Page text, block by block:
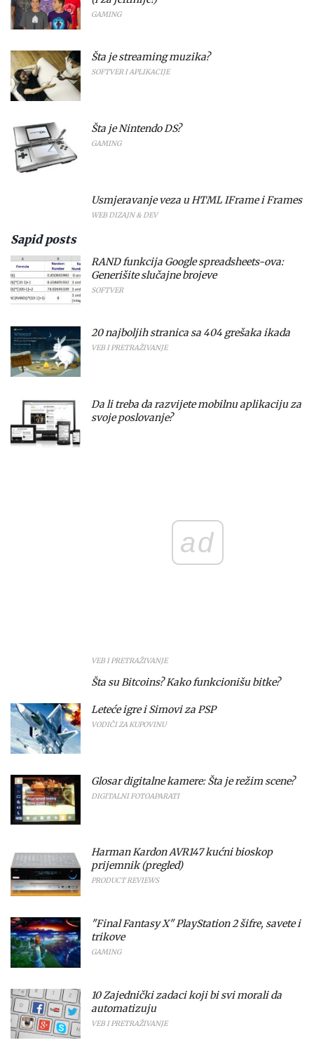
GAMING
Šta je streaming muzika?
SOFTVER I APLIKACIJE
Šta je Nintendo DS?
GAMING
Usmjeravanje veza u HTML IFrame i Frames
WEB DIZAJN & DEV
Sapid posts
RAND funkcija Google spreadsheets-ova:
Generišite slučajne brojeve
SOFTVER
20 najboljih stranica sa 404 grešaka ikada
VEB I PRETRAŽIVANJE
Da li treba da razvijete mobilnu aplikaciju za
svoje poslovanje?
ad
VEB I PRETRAŽIVANJE
Šta su Bitcoins? Kako funkcionišu bitke?
Leteće igre i Simovi za PSP
VODIČI ZA KUPOVINU
Glosar digitalne kamere: Šta je režim scene?
DIGITALNI FOTOAPARATI
Harman Kardon AVR147 kućni bioskop
prijemnik (pregled)
PRODUCT REVIEWS
"Final Fantasy X" PlayStation 2 šifre, savete i
trikove
GAMING
10 Zajednički zadaci koji bi svi morali da
automatizuju
VEB I PRETRAŽIVANJE